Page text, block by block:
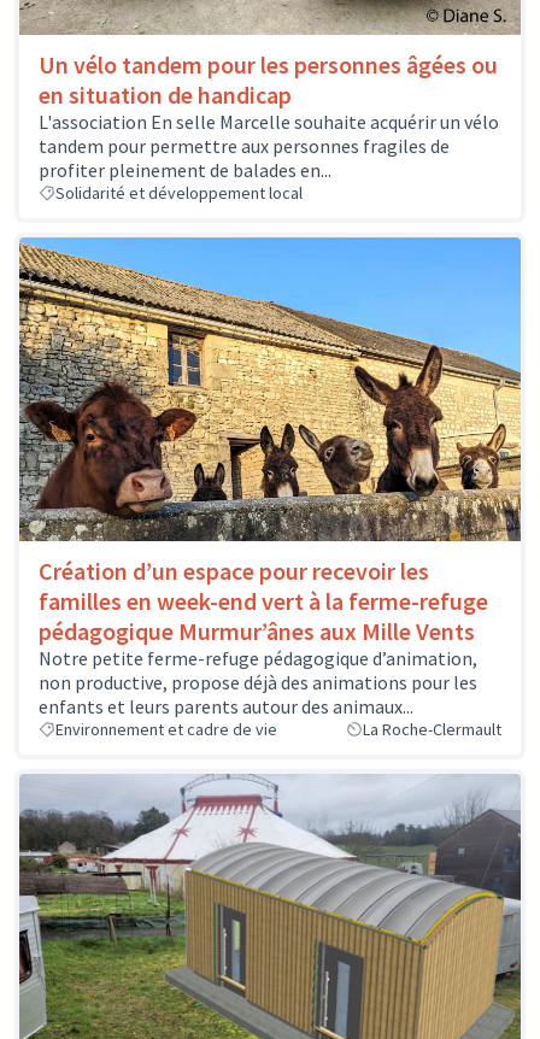
Un vélo tandem pour les personnes âgées ou
en situation de handicap
L'association En selle Marcelle souhaite acquérir un vélo
tandem pour permettre aux personnes fragiles de
profiter pleinement de balades en...
Solidarité et développement local
Création d’un espace pour recevoir les
familles en week-end vert à la ferme-refuge
pédagogique Murmur’ânes aux Mille Vents
Notre petite ferme-refuge pédagogique d’animation,
non productive, propose déjà des animations pour les
enfants et leurs parents autour des animaux...
Environnement et cadre de vie La Roche-Clermault